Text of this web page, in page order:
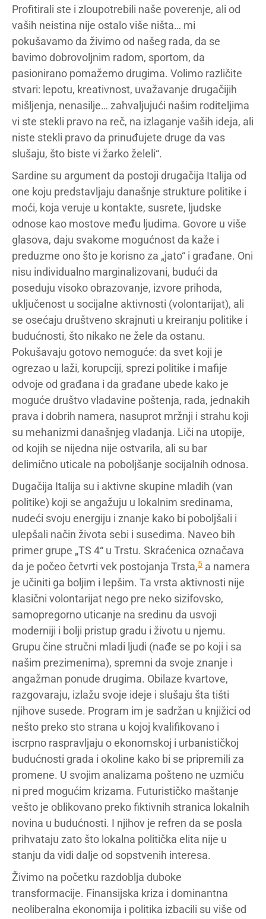
Profitirali ste i zloupotrebili naše poverenje, ali od
vaših neistina nije ostalo više ništa… mi
pokušavamo da živimo od našeg rada, da se
bavimo dobrovoljnim radom, sportom, da
pasionirano pomažemo drugima. Volimo različite
stvari: lepotu, kreativnost, uvažavanje drugačijih
mišljenja, nenasilje… zahvaljujući našim roditeljima
vi ste stekli pravo na reč, na izlaganje vaših ideja, ali
niste stekli pravo da prinuđujete druge da vas
slušaju, što biste vi žarko želeli“.
Sardine su argument da postoji drugačija Italija od
one koju predstavljaju današnje strukture politike i
moći, koja veruje u kontakte, susrete, ljudske
odnose kao mostove među ljudima. Govore u više
glasova, daju svakome mogućnost da kaže i
preduzme ono što je korisno za „jato“ i građane. Oni
nisu individualno marginalizovani, budući da
poseduju visoko obrazovanje, izvore prihoda,
uključenost u socijalne aktivnosti (volontarijat), ali
se osećaju društveno skrajnuti u kreiranju politike i
budućnosti, što nikako ne žele da ostanu.
Pokušavaju gotovo nemoguće: da svet koji je
ogrezao u laži, korupciji, sprezi politike i mafije
odvoje od građana i da građane ubede kako je
moguće društvo vladavine poštenja, rada, jednakih
prava i dobrih namera, nasuprot mržnji i strahu koji
su mehanizmi današnjeg vladanja. Liči na utopije,
od kojih se nijedna nije ostvarila, ali su bar
delimično uticale na poboljšanje socijalnih odnosa.
Dugačija Italija su i aktivne skupine mladih (van
politike) koji se angažuju u lokalnim sredinama,
nudeći svoju energiju i znanje kako bi poboljšali i
ulepšali način života sebi i susedima. Naveo bih
primer grupe „TS 4“ u Trstu. Skraćenica označava
da je počeo četvrti vek postojanja Trsta,5 a namera
je učiniti ga boljim i lepšim. Ta vrsta aktivnosti nije
klasični volontarijat nego pre neko sizifovsko,
samopregorno uticanje na sredinu da usvoji
moderniji i bolji pristup gradu i životu u njemu.
Grupu čine stručni mladi ljudi (nađe se po koji i sa
našim prezimenima), spremni da svoje znanje i
angažman ponude drugima. Obilaze kvartove,
razgovaraju, izlažu svoje ideje i slušaju šta tišti
njihove susede. Program im je sadržan u knjižici od
nešto preko sto strana u kojoj kvalifikovano i
iscrpno raspravljaju o ekonomskoj i urbanističkoj
budućnosti grada i okoline kako bi se pripremili za
promene. U svojim analizama pošteno ne uzmiču
ni pred mogućim krizama. Futurističko maštanje
vešto je oblikovano preko fiktivnih stranica lokalnih
novina u budućnosti. I njihov je refren da se posla
prihvataju zato što lokalna politička elita nije u
stanju da vidi dalje od sopstvenih interesa.
Živimo na početku razdoblja duboke
transformacije. Finansijska kriza i dominantna
neoliberalna ekonomija i politika izbacili su više od